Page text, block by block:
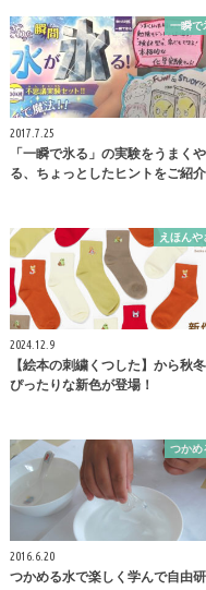
一瞬で
2017.7.25
「一瞬で氷る」の実験をうまくや
る、ちょっとしたヒントをご紹介
えほんや
2024.12.9
【絵本の刺繍くつした】から秋
ぴったりな新色が登場！
つかめ
2016.6.20
つかめる水で楽しく学んで自由